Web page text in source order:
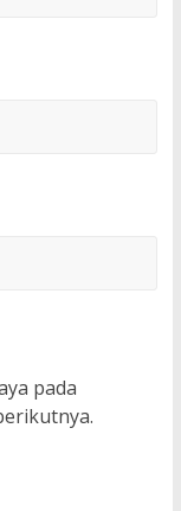
pada